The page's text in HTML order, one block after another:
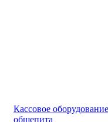
Кассовое
общепита